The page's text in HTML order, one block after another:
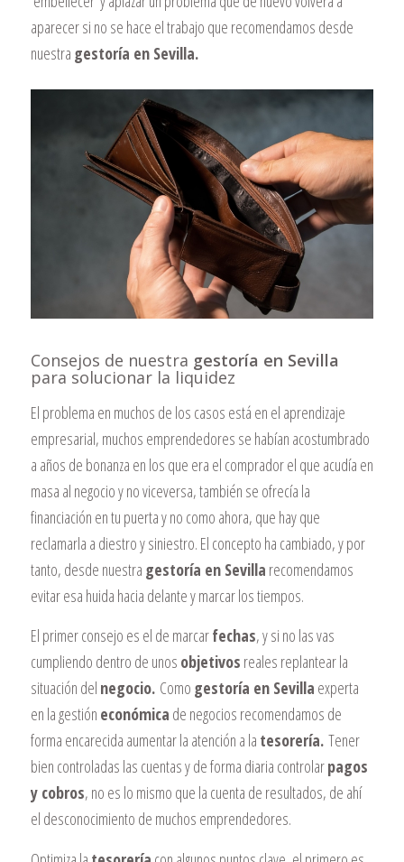
aparecer si no se hace el trabajo que recomendamos desde
nuestra gestoría en Sevilla.
Consejos de nuestra gestoría en Sevilla
para solucionar la liquidez
El problema en muchos de los casos está en el aprendizaje
empresarial, muchos emprendedores se habían acostumbrado
a años de bonanza en los que era el comprador el que acudía en
masa al negocio y no viceversa, también se ofrecía la
financiación en tu puerta y no como ahora, que hay que
reclamarla a diestro y siniestro. El concepto ha cambiado, y por
tanto, desde nuestra gestoría en Sevilla recomendamos
evitar esa huida hacia delante y marcar los tiempos.
El primer consejo es el de marcarfechas, y si no las vas
cumpliendo dentro de unos objetivos reales replantear la
situación del negocio. Como gestoría en Sevilla experta
en la gestión económica de negocios recomendamos de
forma encarecida aumentar la atención a la tesorería. Tener
bien controladas las cuentas y de forma diaria controlarpagos
y cobros, no es lo mismo que la cuenta de resultados, de ahí
el desconocimiento de muchos emprendedores.